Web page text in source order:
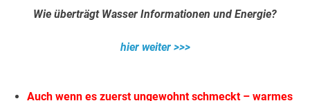
Wie überträgt Wasser Informationen und Energie?
hier weiter >>>
Auch wenn es zuerst ungewohnt schmeckt – warmes